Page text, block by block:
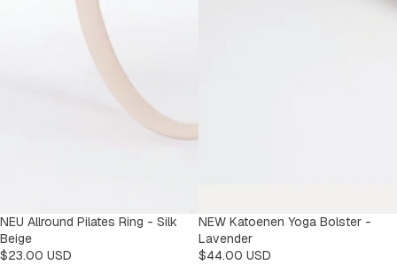
NEU Allround Pilates Ring - Silk
Beige
$23.00 USD
NEW Katoenen Yoga Bolster -
Lavender
$44.00 USD